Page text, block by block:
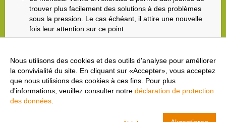
trouver plus facilement des solutions à des problèmes
sous la pression. Le cas échéant, il attire une nouvelle
fois leur attention sur ce point.
Etape 5 – Retour à l’étape 1
Nous utilisons des cookies et des outils d'analyse pour améliorer
la convivialité du site. En cliquant sur «Accepter», vous acceptez
que nous utilisions des cookies à ces fins. Pour plus
d'informations, veuillez consulter notre déclaration de protection
des données